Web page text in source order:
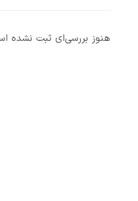
هنوز بررسی‌ای ثبت نشده